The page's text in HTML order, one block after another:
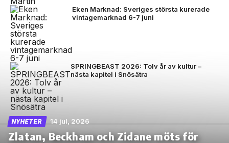
Eken Marknad: Sveriges största kurerade
vintagemarknad 6-7 juni
SPRINGBEAST 2026: Tolv år av kultur –
nästa kapitel i Snösätra
NYHETER 14 jul, 2026
Zlatan, Beckham och Zidane möts för